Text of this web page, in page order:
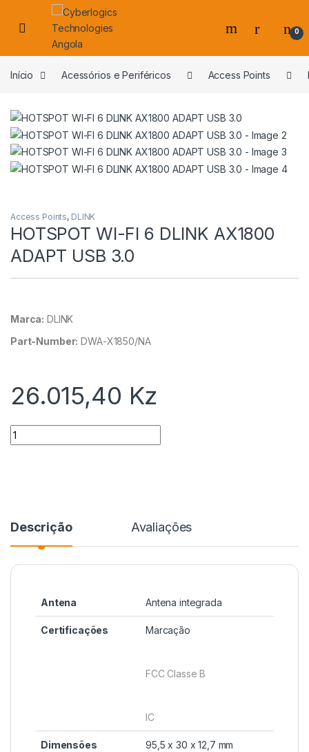
Skip to navigation
Skip to content
0
Início Acessórios e Periféricos Access Points
Access Points, DLINK
HOTSPOT WI-FI 6 DLINK AX1800
ADAPT USB 3.0
Marca: DLINK
Part-Number: DWA-X1850/NA
26.015,40 Kz
Quantidade
Descrição Avaliações
Antena Antena integrada
Certificações Marcação
FCC Classe B
IC
Dimensões 95,5 x 30 x 12,7 mm